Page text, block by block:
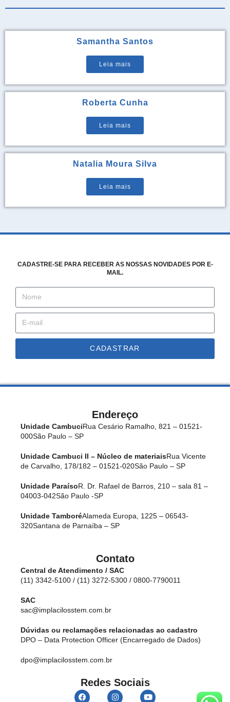
Samantha Santos
Leia mais
Roberta Cunha
Leia mais
Natalia Moura Silva
Leia mais
CADASTRE-SE PARA RECEBER AS NOSSAS NOVIDADES POR E-
MAIL.
CADASTRAR
Endereço
Unidade CambuciRua Cesário Ramalho, 821 – 01521-
000São Paulo – SP
Unidade Cambuci II – Núcleo de materiaisRua Vicente
de Carvalho, 178/182 – 01521-020São Paulo – SP
Unidade ParaísoR. Dr. Rafael de Barros, 210 – sala 81 –
04003-042São Paulo -SP
Unidade TamboréAlameda Europa, 1225 – 06543-
320Santana de Parnaíba – SP
Contato
Central de Atendimento / SAC
(11) 3342-5100 / (11) 3272-5300 / 0800-7790011
SAC
sac@implacilosstem.com.br
Dúvidas ou reclamações relacionadas ao cadastro
DPO – Data Protection Officer (Encarregado de Dados)
dpo@implacilosstem.com.br
Redes Sociais